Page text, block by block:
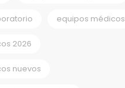
equipos médicos
2026
nuevos